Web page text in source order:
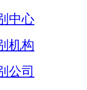
中心
机构
公司